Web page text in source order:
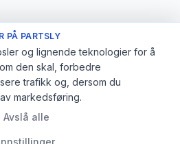
PÅ PARTSLY
og lignende teknologier for å
den skal, forbedre
trafikk og, dersom du
markedsføring.
Avslå alle